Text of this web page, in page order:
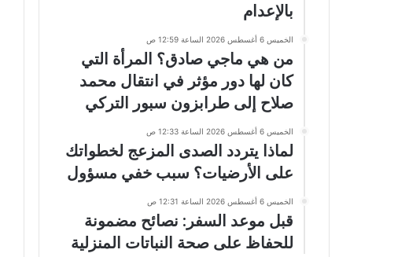
بالإعدام
الخميس 6 أغسطس 2026 الساعة 12:59 ص
من هي ماجي صادق؟ المرأة التي
كان لها دور مؤثر في انتقال محمد
صلاح إلى طرابزون سبور التركي
الخميس 6 أغسطس 2026 الساعة 12:33 ص
لماذا يتردد الصدى المزعج لخطواتك
على الأرضيات؟ سبب خفي مسؤول
الخميس 6 أغسطس 2026 الساعة 12:31 ص
قبل موعد السفر: نصائح مضمونة
للحفاظ على صحة النباتات المنزلية